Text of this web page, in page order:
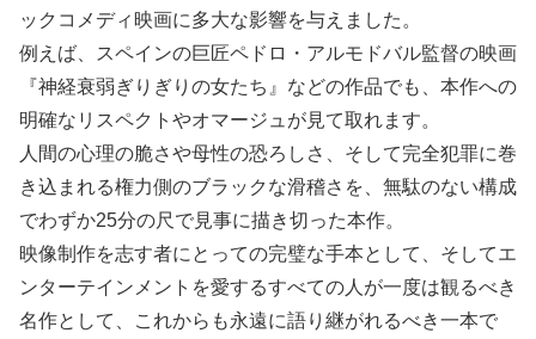
ックコメディ映画に多大な影響を与えました。
例えば、スペインの巨匠ペドロ・アルモドバル監督の映画
『神経衰弱ぎりぎりの女たち』などの作品でも、本作への
明確なリスペクトやオマージュが見て取れます。
人間の心理の脆さや母性の恐ろしさ、そして完全犯罪に巻
き込まれる権力側のブラックな滑稽さを、無駄のない構成
でわずか25分の尺で見事に描き切った本作。
映像制作を志す者にとっての完璧な手本として、そしてエ
ンターテインメントを愛するすべての人が一度は観るべき
名作として、これからも永遠に語り継がれるべき一本で